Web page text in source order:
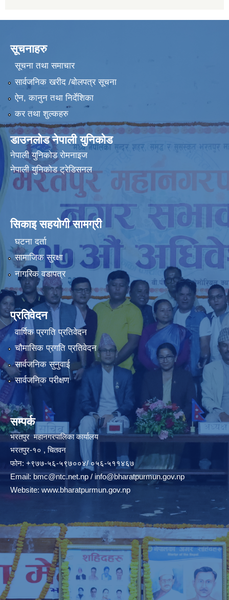
सूचनाहरु
सूचना तथा समाचार
सार्वजनिक खरीद /बोलपत्र सूचना
ऐन, कानुन तथा निर्देशिका
कर तथा शुल्कहरु
डाउनलोड नेपाली युनिकोड
नेपाली युनिकोड रोमनाइज
नेपाली युनिकोड ट्रेडिसनल
सिकाइ सहयोगी सामग्री
घटना दर्ता
सामाजिक सुरक्षा
नागरिक वडापत्र
प्रतिवेदन
वार्षिक प्रगति प्रतिवेदन
चौमासिक प्रगति प्रतिवेदन
सार्वजनिक सुनुवाई
सार्वजनिक परीक्षण
सम्पर्क
भरतपुर महानगरपालिका कार्यालय
भरतपुर-१० , चितवन
फोन: +९७७-५६-५९७००४/ ०५६-५११४६७
Email:bmc@ntc.net.np / info@bharatpurmun.gov.np
Website: www.bharatpurmun.gov.np